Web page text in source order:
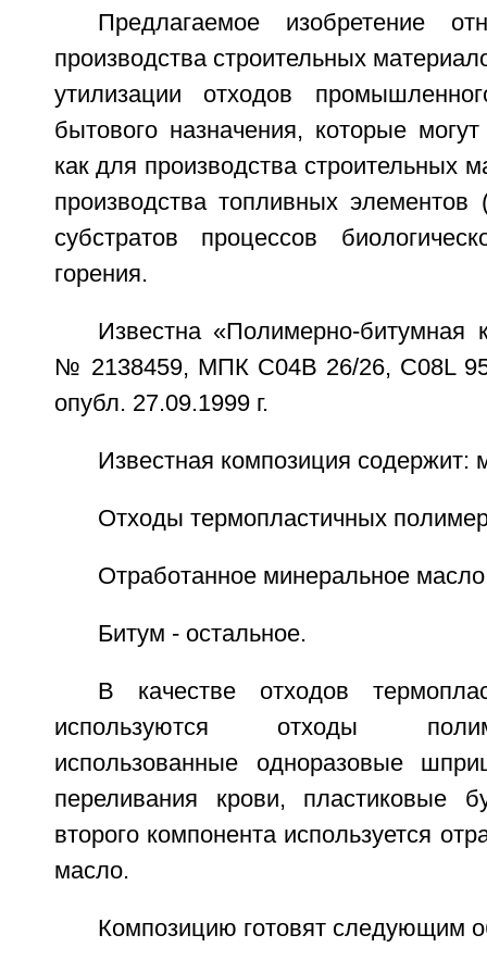
Предлагаемое изобретение
производства строительных
утилизации отходов
бытового назначения, которые
как для производства строительных
производства топливных элементов
субстратов процессов
горения.
Известна «Полимерно-битумная
№ 2138459, МПК C04B 26/26, C08L
опубл. 27.09.1999 г.
Известная композиция содержит:
Отходы термопластичных
Отработанное минеральное
Битум - остальное.
В качестве отходов
используются отходы
использованные одноразовые
переливания крови, пластиковые
второго компонента используется
масло.
Композицию готовят следующим